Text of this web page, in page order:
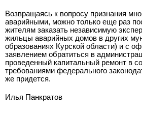
Возвращаясь к вопросу признания
аварийными, можно только еще раз
жителям заказать независимую
жильцы аварийных домов в других
образованиях Курской области) и с
заявлением обратиться в
проведенный капитальный ремонт в
требованиями федерального
же придется.
Илья Панкратов